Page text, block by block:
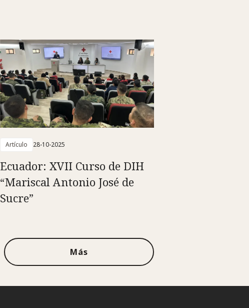
Artículo 28-10-2025
Ecuador: XVII Curso de DIH
“Mariscal Antonio José de
Sucre”
Más